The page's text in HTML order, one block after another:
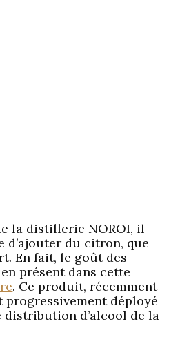
la distillerie NOROI, il
d’ajouter du citron, que
En fait, le goût des
présent dans cette
. Ce produit, récemment
progressivement déployé
distribution d’alcool de la